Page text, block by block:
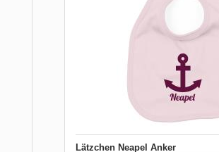
Lätzchen Neapel Anker